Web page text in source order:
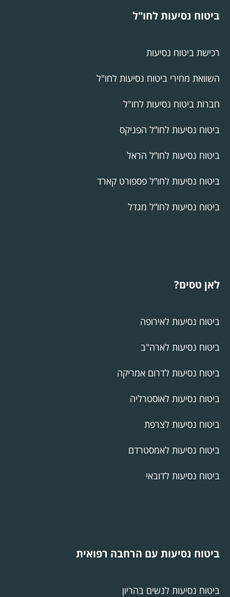
ביטוח נסיעות לחו"ל
רכישת ביטוח נסיעות
השוואת מחירי ביטוח נסיעות לחו"ל
חברות ביטוח נסיעות לחו"ל
ביטוח נסיעות לחו”ל הפניקס
ביטוח נסיעות לחו”ל הראל
ביטוח נסיעות לחו”ל פספורט קארד
ביטוח נסיעות לחו”ל מגדל
לאן טסים?
ביטוח נסיעות לאירופה
ביטוח נסיעות לארה"ב
ביטוח נסיעות לדרום אמריקה
ביטוח נסיעות לאוסטרליה
ביטוח נסיעות לצרפת
ביטוח נסיעות לאמסטרדם
ביטוח נסיעות לדובאי
ביטוח נסיעות עם הרחבה רפואית
ביטוח נסיעות לנשים בהריון